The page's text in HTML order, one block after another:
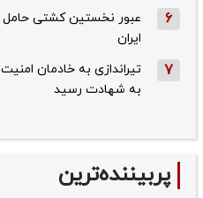
6
عبور نخستین کشتی حامل
ایران
7
تیراندازی به خادمان
به شهادت رسید
پربیننده‌ترین